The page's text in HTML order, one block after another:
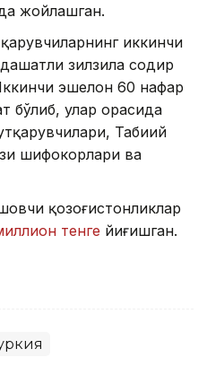
жойлашган.
иккинчи
зилзила содир
эшелон 60 нафар
бўлиб, улар орасида
Табиий
шифокорлари ва
қозоғистонликлар
тенге йиғишган.